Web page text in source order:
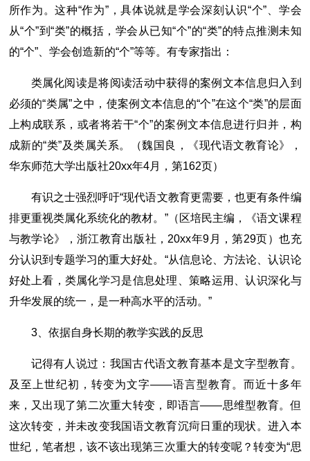
所作为。这种“作为”，具体说就是学会深刻认识“个”、学会
从“个”到“类”的概括，学会从已知“个”的“类”的特点推测未知
的“个”、学会创造新的“个”等等。有专家指出：
类属化阅读是将阅读活动中获得的案例文本信息归入到
必须的“类属”之中，使案例文本信息的“个”在这个“类”的层面
上构成联系，或者将若干“个”的案例文本信息进行归并，构
成新的“类”及类属关系。（魏国良，《现代语文教育论》，
华东师范大学出版社20xx年4月，第162页）
有识之士强烈呼吁“现代语文教育更需要，也更有条件编
排更重视类属化系统化的教材。”（区培民主编，《语文课程
与教学论》，浙江教育出版社，20xx年9月，第29页）也充
分认识到专题学习的重大好处。“从信息论、方法论、认识论
好处上看，类属化学习是信息处理、策略运用、认识深化与
升华发展的统一，是一种高水平的活动。”
3、依据自身长期的教学实践的反思
记得有人说过：我国古代语文教育基本是文字型教育。
及至上世纪初，转变为文字――语言型教育。而近十多年
来，又出现了第二次重大转变，即语言――思维型教育。但
这次转变，并未改变我国语文教育沉疴日重的现状。进入本
世纪，笔者想，该不该出现第三次重大的转变呢？转变为“思